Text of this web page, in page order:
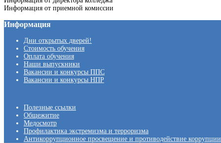
Информация от приемной комиссии
Информация
Дни открытых дверей!
Стоимость обучения
Оплата обучения
Наши выпускники
Вакансии и конкурсы ППС
Вакансии и конкурсы НПР
Полезные ссылки
Общежитие
Медосмотр
Профилактика экстремизма и терроризма
Антикоррупционное просвещение и противодействие коррупции